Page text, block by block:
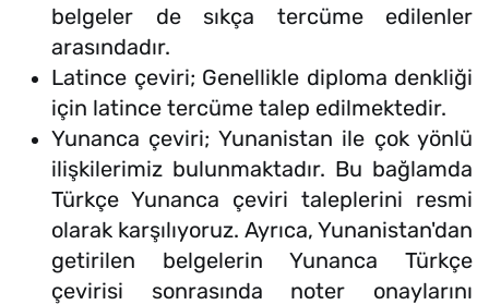
belgeler de sıkça tercüme edilenler
arasındadır.
Latince çeviri; Genellikle diploma denkliği
için latince tercüme talep edilmektedir.
Yunanca çeviri; Yunanistan ile çok yönlü
ilişkilerimiz bulunmaktadır. Bu bağlamda
Türkçe Yunanca çeviri taleplerini resmi
olarak karşılıyoruz. Ayrıca, Yunanistan'dan
getirilen belgelerin Yunanca Türkçe
çevirisi sonrasında noter onaylarını